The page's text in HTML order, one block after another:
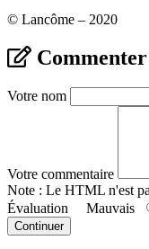
© Lancôme – 2020
Commenter
Votre nom
Votre commentaire
Note : Le HTML n'est
Évaluation Mauvais
Continuer